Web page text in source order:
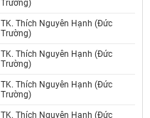
Trường)
TK. Thích Nguyên Hạnh (Đức
Trường)
TK. Thích Nguyên Hạnh (Đức
Trường)
TK. Thích Nguyên Hạnh (Đức
Trường)
TK. Thích Nguyên Hạnh (Đức